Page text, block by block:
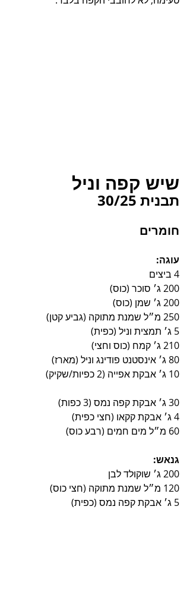
שיש קפה וניל
תבנית 30/25
חומרים
עוגה:
4 ביצים
200 ג׳ סוכר (כוס)
200 ג׳ שמן (כוס)
250 מ״ל שמנת מתוקה (גביע קטן)
5 ג׳ תמצית וניל (כפית)
210 ג׳ קמח (כוס וחצי)
80 ג׳ אינסטנט פודינג וניל (מארז)
10 ג׳ אבקת אפייה (2 כפיות/שקיק)
30 ג׳ אבקת קפה נמס (3 כפות)
4 ג׳ אבקת קקאו (חצי כפית)
60 מ״ל מים חמים (רבע כוס)
גנאש:
200 ג׳ שוקולד לבן
120 מ״ל שמנת מתוקה (חצי כוס)
5 ג׳ אבקת קפה נמס (כפית)